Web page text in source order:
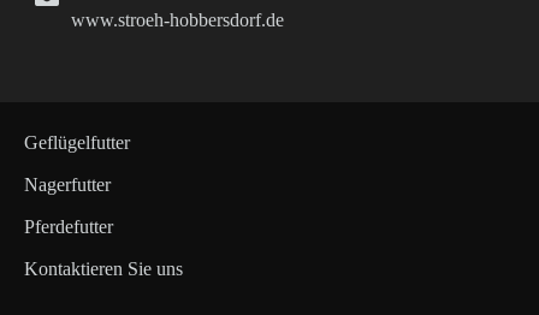
www.stroeh-hobbersdorf.de
Geflügelfutter
Nagerfutter
Pferdefutter
Kontaktieren Sie uns